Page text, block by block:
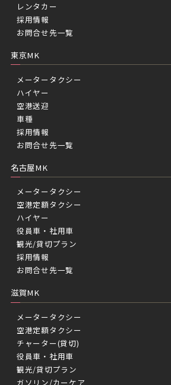
レンタカー
採用情報
お問合せ先一覧
東京MK
メータータクシー
ハイヤー
空港送迎
車種
採用情報
お問合せ先一覧
名古屋MK
メータータクシー
空港定額タクシー
ハイヤー
役員車・社用車
観光/貸切プラン
採用情報
お問合せ先一覧
滋賀MK
メータータクシー
空港定額タクシー
チャーター(貸切)
役員車・社用車
観光/貸切プラン
ガソリン/カーケア